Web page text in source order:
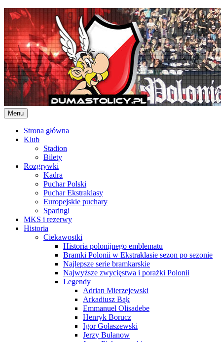
Skip
to
content
Menu
Strona główna
Klub
Stadion
Bilety
Rozgrywki
Kadra
Puchar Polski
Puchar Ekstraklasy
Europejskie puchary
Sparingi
MKS i rezerwy
Historia
Ciekawostki
Historia polonijnego emblematu
Bramki Polonii w Ekstraklasie sezon po sezonie
Najlepsze serie bramkarskie
Najwyższe zwycięstwa i porażki Polonii
Legendy
Adrian Mierzejewski
Arkadiusz Bąk
Emmanuel Olisadebe
Henryk Borucz
Igor Gołaszewski
Jerzy Bułanow